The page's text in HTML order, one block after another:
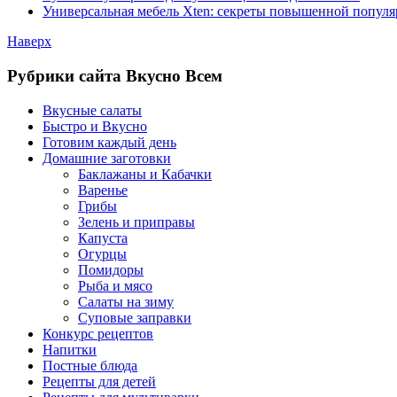
Универсальная мебель Xten: секреты повышенной
Наверх
Рубрики сайта Вкусно Всем
Вкусные салаты
Быстро и Вкусно
Готовим каждый день
Домашние заготовки
Баклажаны и Кабачки
Варенье
Грибы
Зелень и приправы
Капуста
Огурцы
Помидоры
Рыба и мясо
Салаты на зиму
Суповые заправки
Конкурс рецептов
Напитки
Постные блюда
Рецепты для детей